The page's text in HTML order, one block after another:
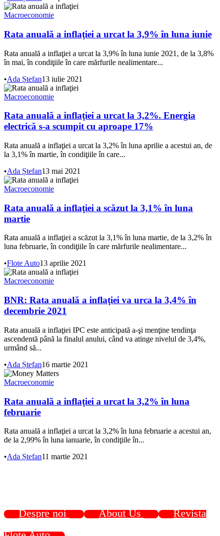
Macroeconomie
Rata anuală a inflaţiei a urcat la 3,9% în luna iunie
Rata anuală a inflaţiei a urcat la 3,9% în luna iunie 2021, de la 3,8%
în mai, în condiţiile în care mărfurile nealimentare...
•Ada Ștefan13 iulie 2021
Macroeconomie
Rata anuală a inflaţiei a urcat la 3,2%. Energia
electrică s-a scumpit cu aproape 17%
Rata anuală a inflaţiei a urcat la 3,2% în luna aprilie a acestui an, de
la 3,1% în martie, în condiţiile în care...
•Ada Ștefan13 mai 2021
Macroeconomie
Rata anuală a inflaţiei a scăzut la 3,1% în luna
martie
Rata anuală a inflaţiei a scăzut la 3,1% în luna martie, de la 3,2% în
luna februarie, în condiţiile în care mărfurile nealimentare...
•Flote Auto13 aprilie 2021
Macroeconomie
BNR: Rata anuală a inflaţiei va urca la 3,4% în
decembrie 2021
Rata anuală a inflaţiei IPC este anticipată a-şi menţine tendinţa
ascendentă până la finalul anului, când va atinge nivelul de 3,4%,
urmând să...
•Ada Ștefan16 martie 2021
Macroeconomie
Rata anuală a inflaţiei a urcat la 3,2% în luna
februarie
Rata anuală a inflaţiei a urcat la 3,2% în luna februarie a acestui an,
de la 2,99% în luna ianuarie, în condiţiile în...
•Ada Ștefan11 martie 2021
Despre noi About Us
Revista